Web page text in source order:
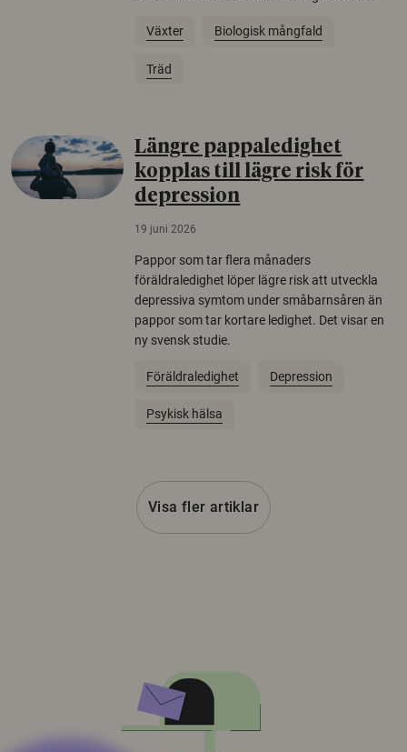
Växter Biologisk mångfald
Träd
Längre pappaledighet
kopplas till lägre risk för
depression
19 juni 2026
Pappor som tar flera månaders
föräldraledighet löper lägre risk att utveckla
depressiva symtom under småbarnsåren än
pappor som tar kortare ledighet. Det visar en
ny svensk studie.
Föräldraledighet Depression
Psykisk hälsa
Visa fler artiklar